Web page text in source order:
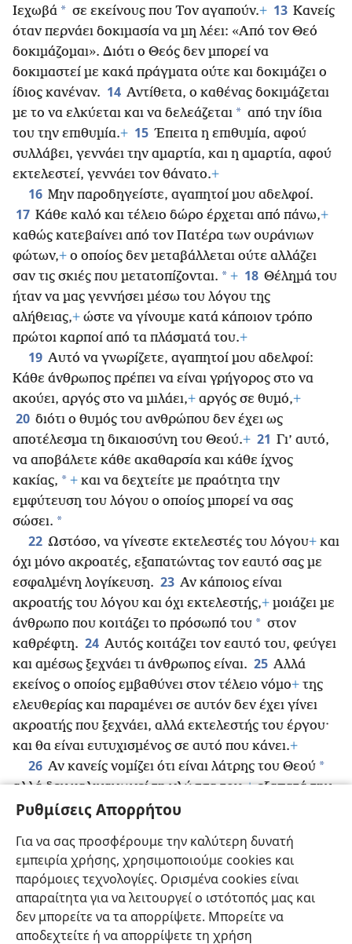
Ρυθμίσεις Απορρήτου
Για να σας προσφέρουμε την καλύτερη δυνατή
εμπειρία χρήσης, χρησιμοποιούμε cookies και
παρόμοιες τεχνολογίες. Ορισμένα cookies είναι
απαραίτητα για να λειτουργεί ο ιστότοπός μας και
δεν μπορείτε να τα απορρίψετε. Μπορείτε να
αποδεχτείτε ή να απορρίψετε τη χρήση
Ιεχωβά * σε εκείνους που Τον αγαπούν.+ 13 Κανείς
όταν περνάει δοκιμασία να μη λέει: «Από τον Θεό
δοκιμάζομαι». Διότι ο Θεός δεν μπορεί να
δοκιμαστεί με κακά πράγματα ούτε και δοκιμάζει ο
ίδιος κανέναν. 14 Αντίθετα, ο καθένας δοκιμάζεται
με το να ελκύεται και να δελεάζεται * από την ίδια
του την επιθυμία.+ 15 Έπειτα η επιθυμία, αφού
συλλάβει, γεννάει την αμαρτία, και η αμαρτία, αφού
εκτελεστεί, γεννάει τον θάνατο.+
16 Μην παροδηγείστε, αγαπητοί μου αδελφοί.
17 Κάθε καλό και τέλειο δώρο έρχεται από πάνω,+
καθώς κατεβαίνει από τον Πατέρα των ουράνιων
φώτων,+ ο οποίος δεν μεταβάλλεται ούτε αλλάζει
σαν τις σκιές που μετατοπίζονται. * + 18 Θέλημά του
ήταν να μας γεννήσει μέσω του λόγου της
αλήθειας,+ ώστε να γίνουμε κατά κάποιον τρόπο
πρώτοι καρποί από τα πλάσματά του.+
19 Αυτό να γνωρίζετε, αγαπητοί μου αδελφοί:
Κάθε άνθρωπος πρέπει να είναι γρήγορος στο να
ακούει, αργός στο να μιλάει,+ αργός σε θυμό,+
20 διότι ο θυμός του ανθρώπου δεν έχει ως
αποτέλεσμα τη δικαιοσύνη του Θεού.+ 21 Γι’ αυτό,
να αποβάλετε κάθε ακαθαρσία και κάθε ίχνος
κακίας, * + και να δεχτείτε με πραότητα την
εμφύτευση του λόγου ο οποίος μπορεί να σας
σώσει. *
22 Ωστόσο, να γίνεστε εκτελεστές του λόγου+ και
όχι μόνο ακροατές, εξαπατώντας τον εαυτό σας με
εσφαλμένη λογίκευση. 23 Αν κάποιος είναι
ακροατής του λόγου και όχι εκτελεστής,+ μοιάζει με
άνθρωπο που κοιτάζει το πρόσωπό του * στον
καθρέφτη. 24 Αυτός κοιτάζει τον εαυτό του, φεύγει
και αμέσως ξεχνάει τι άνθρωπος είναι. 25 Αλλά
εκείνος ο οποίος εμβαθύνει στον τέλειο νόμο+ της
ελευθερίας και παραμένει σε αυτόν δεν έχει γίνει
ακροατής που ξεχνάει, αλλά εκτελεστής του έργου·
και θα είναι ευτυχισμένος σε αυτό που κάνει.+
26 Αν κανείς νομίζει ότι είναι λάτρης του Θεού *
αλλά δεν χαλιναγωγεί τη γλώσσα του,+εξαπατά την
καρδιά του, και η λατρεία *
άποψη του Θεού και Πατέρα μας είναι αυτή: Να
φροντίζει κανείς τα ορφανά+και τις χήρες +στη
θλίψη τους
και να κρατάει τον εαυτό του
ακηλίδωτο από τον κόσμο. +